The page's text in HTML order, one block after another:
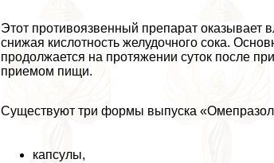
Этот противоязвенный препарат оказывает
снижая кислотность желудочного сока.
продолжается на протяжении суток после
приемом пищи.
Существуют три формы выпуска
капсулы,